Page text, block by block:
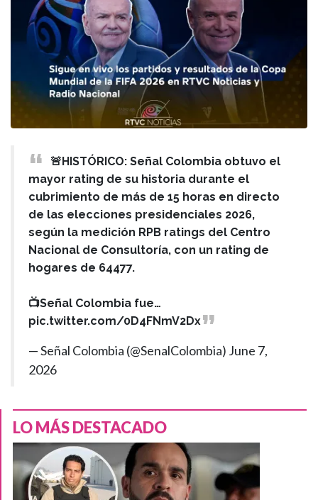
🚨HISTÓRICO: Señal Colombia obtuvo el
mayor rating de su historia durante el
cubrimiento de más de 15 horas en directo
de las elecciones presidenciales 2026,
según la medición RPB ratings del Centro
Nacional de Consultoría, con un rating de
hogares de 64477.
📺Señal Colombia fue…
pic.twitter.com/0D4FNmV2Dx
— Señal Colombia (@SenalColombia) June 7,
2026
LO MÁS DESTACADO